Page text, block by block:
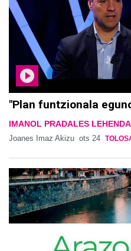
"Plan funtzionala
IMANOL PRADALES
Joanes Imaz Akizu ots 24